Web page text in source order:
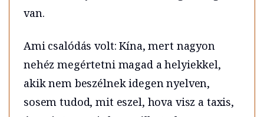
van.
Ami csalódás volt: Kína, mert nagyon
nehéz megértetni magad a helyiekkel,
akik nem beszélnek idegen nyelven,
sosem tudod, mit eszel, hova visz a taxis,